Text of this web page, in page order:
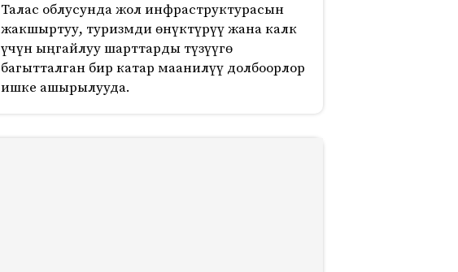
Талас облусунда жол инфраструктурасын
жакшыртуу, туризмди өнүктүрүү жана калк
үчүн ыңгайлуу шарттарды түзүүгө
багытталган бир катар маанилүү долбоорлор
ишке ашырылууда.